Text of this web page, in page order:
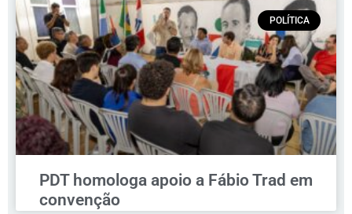
POLÍTICA
PDT homologa apoio a Fábio Trad em
convenção